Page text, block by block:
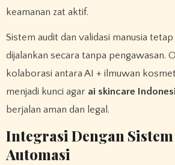
keamanan zat aktif.
Sistem audit dan validasi manusia
dijalankan secara tanpa pengawasan.
kolaborasi antara AI + ilmuwan
menjadi kunci agar ai skincare
berjalan aman dan legal.
Integrasi Dengan
Automasi